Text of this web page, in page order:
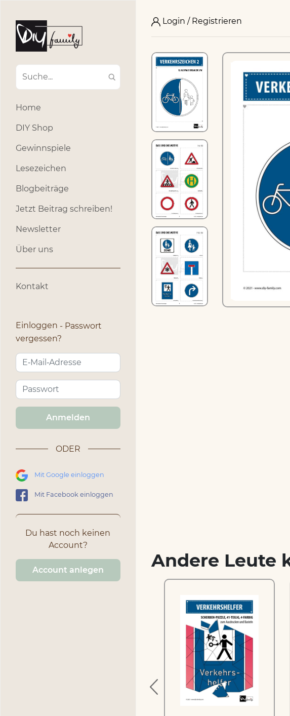
Home
DIY Shop
Gewinnspiele
Lesezeichen
Blogbeiträge
Jetzt Beitrag schreiben!
Newsletter
Über uns
Kontakt
Einloggen
Passwort
vergessen?
Anmelden
ODER
Mit Google einloggen
Mit Facebook einloggen
Du hast noch keinen
Account?
Account anlegen
Login / Registrieren
Andere Leute